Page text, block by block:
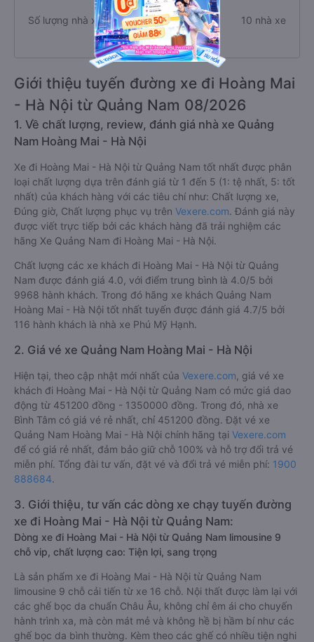
Số lượng nhà xe 10 nhà xe
Giới thiệu tuyến đường xe đi Hoàng Mai
- Hà Nội từ Quảng Nam 08/2026
1. Về chất lượng, review, đánh giá nhà xe Quảng
Nam Hoàng Mai - Hà Nội
Xe đi Hoàng Mai - Hà Nội từ Quảng Nam tốt nhất được phân
loại chất lượng dựa trên đánh giá từ 1 đến 5 (1: tệ nhất, 5: tốt
nhất) của khách hàng với các tiêu chí như: Chất lượng xe,
Đúng giờ, Chất lượng phục vụ trên Vexere.com. Đánh giá này
được viết trực tiếp bởi các khách hàng đã trải nghiệm các
hãng Xe Quảng Nam đi Hoàng Mai - Hà Nội.
Chất lượng các xe khách đi Hoàng Mai - Hà Nội từ Quảng
Nam được đánh giá 4.0, với điểm trung bình là 4.0/5 bởi
9968 hành khách. Trong đó hãng xe khách Quảng Nam
Hoàng Mai - Hà Nội tốt nhất tuyến được đánh giá 4.7/5 bởi
116 hành khách là nhà xe Phú Mỹ Hạnh.
2. Giá vé xe Quảng Nam Hoàng Mai - Hà Nội
Hiện tại, theo cập nhật mới nhất của Vexere.com , giá vé xe
khách đi Hoàng Mai - Hà Nội từ Quảng Nam có mức giá dao
động từ 451200 đồng - 1350000 đồng. Trong đó, nhà xe
Bình Tâm có giá vé rẻ nhất, chỉ 451200 đồng. Đặt vé xe
Quảng Nam Hoàng Mai - Hà Nội chính hãng tại Vexere.com
để có giá rẻ nhất, đảm bảo giữ chỗ 100% và hỗ trợ đổi trả vé
miễn phí. Tổng đài tư vấn, đặt vé và đổi trả vé miễn phí: 1900
888684.
3. Giới thiệu, tư vấn các dòng xe chạy tuyến đường
xe đi Hoàng Mai - Hà Nội từ Quảng Nam:
Dòng xe đi Hoàng Mai - Hà Nội từ Quảng Nam limousine 9
chỗ vip, chất lượng cao: Tiện lợi, sang trọng
Là sản phẩm xe đi Hoàng Mai - Hà Nội từ Quảng Nam
limousine 9 chỗ cải tiến từ xe 16 chỗ. Nội thất được làm lại với
các ghế bọc da chuẩn Châu Âu, không chỉ êm ái cho chuyến
hành trình xa, mà còn mát mẻ và không hề bị hầm bí như các
ghế bọc da bình thường. Kèm theo các ghế có nhiều tiện nghi